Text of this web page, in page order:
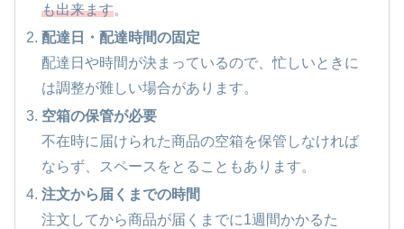
も出来ます。
配達日・配達時間の固定
配達日や時間が決まっているので、忙しいときに
は調整が難しい場合があります。
空箱の保管が必要
不在時に届けられた商品の空箱を保管しなければ
ならず、スペースをとることもあります。
注文から届くまでの時間
注文してから商品が届くまでに1週間かかるた